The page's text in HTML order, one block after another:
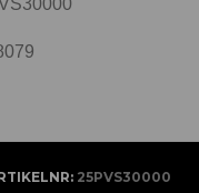
25PVS30000